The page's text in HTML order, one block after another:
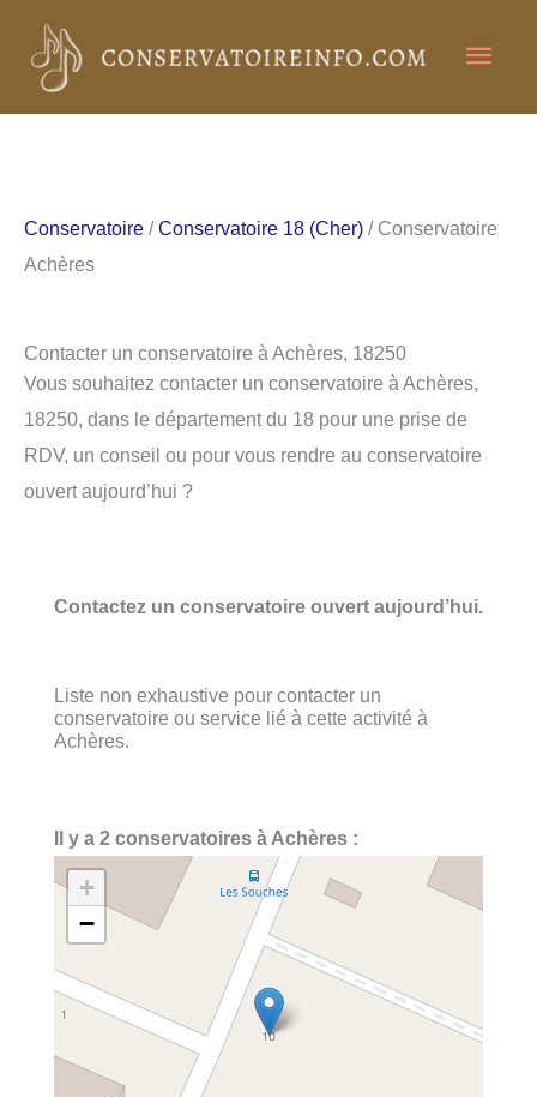
contenu
Conservatoire /Conservatoire 18 (Cher) / Conservatoire
Achères
Contacter un conservatoire à Achères, 18250
Vous souhaitez contacter un conservatoire à Achères,
18250, dans le département du 18 pour une prise de
RDV, un conseil ou pour vous rendre au conservatoire
ouvert aujourd’hui ?
Contactez un conservatoire ouvert aujourd’hui.
Liste non exhaustive pour contacter un
conservatoire ou service lié à cette activité à
Achères.
Il y a 2 conservatoires à Achères :
+
−